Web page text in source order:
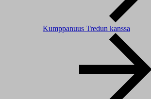
Kumppanuus Tredun kanssa